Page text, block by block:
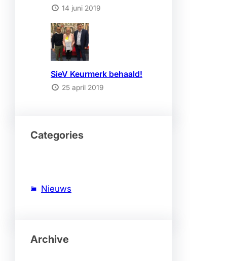
14 juni 2019
SieV Keurmerk behaald!
25 april 2019
Categories
Nieuws
Archive